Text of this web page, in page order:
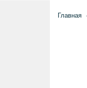
Главная